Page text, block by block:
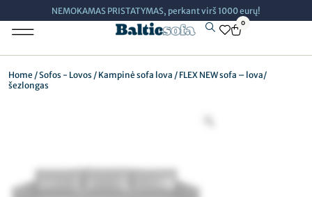
NEMOKAMAS PRISTATYMAS, perkant virš 1000 eurų!
0
Home /Sofos - Lovos / Kampinė sofa lova / FLEX NEW sofa – lova/
šezlongas